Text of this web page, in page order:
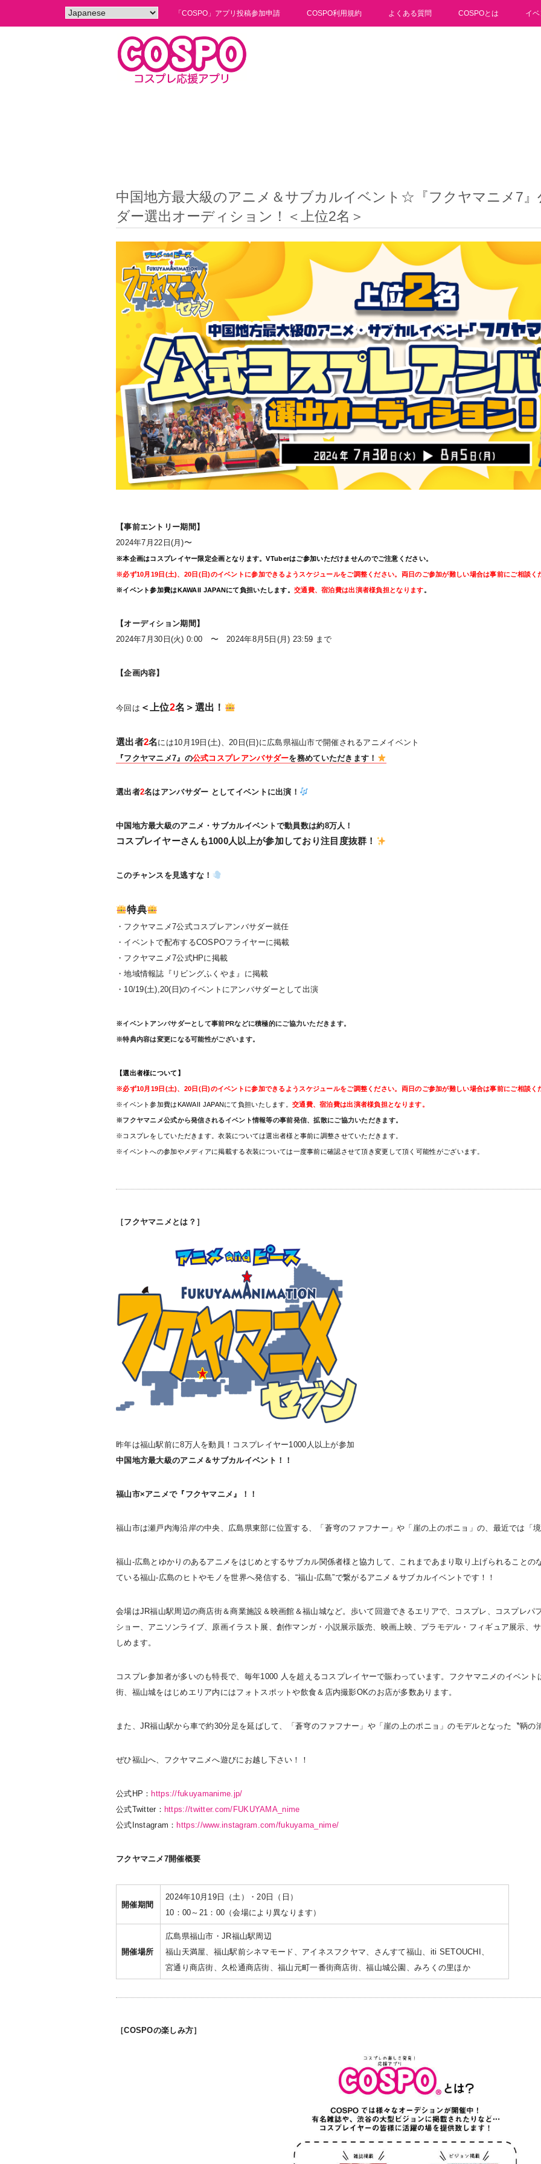
「COSPO」アプリ投稿参加申請 COSPO利用規約 よくある質問 COSPOとは イ
中国地方最大級のアニメ＆サブカルイベント☆『フクヤマニメ7
ダー選出オーディション！＜上位2名＞
【事前エントリー期間】
2024年7月22日(月)〜
※本企画はコスプレイヤー限定企画となります。VTuberはご参加いただけませんのでご注意ください。
※必ず10月19日(土)、20日(日)のイベントに参加できるようスケジュールをご調整ください。両日のご参加が難しい場合は事前にご相談く
※イベント参加費はKAWAII JAPANにて負担いたします。 交通費、宿泊費は出演者様負担となります。
【オーディション期間】
2024年7月30日(火) 0:00 〜 2024年8月5日(月) 23:59 まで
【企画内容】
今回は ＜上位2名＞ 選出！
選出者2名には10月19日(土)、20日(日)に広島県福山市で開催されるアニメイベント
『フクヤマニメ7』の公式コスプレアンバサダーを務めていただきます！
選出者2名はアンバサダー としてイベントに出演！
中国地方最大級のアニメ・サブカルイベントで動員数は約8万人！
コスプレイヤーさんも1000人以上が参加しており注目度抜群！
このチャンスを見逃すな！
特典
・フクヤマニメ7公式コスプレアンバサダー就任
・イベントで配布するCOSPOフライヤーに掲載
・フクヤマニメ7公式HPに掲載
・地域情報誌『リビングふくやま』に掲載
・10/19(土),20(日)のイベントにアンバサダーとして出演
※イベントアンバサダーとして事前PRなどに積極的にご協力いただきます。
※特典内容は変更になる可能性がございます。
【選出者様について】
※必ず10月19日(土)、20日(日)のイベントに参加できるようスケジュールをご調整ください。両日のご参加が難しい場合は事前にご相談く
※イベント参加費はKAWAII JAPANにて負担いたします。 交通費、宿泊費は出演者様負担となります。
※フクヤマニメ公式から発信されるイベント情報等の事前発信、拡散にご協力いただきます。
※コスプレをしていただきます。衣装については選出者様と事前に調整させていただきます。
※イベントへの参加やメディアに掲載する衣装については一度事前に確認させて頂き変更して頂く可能性がございます。
［フクヤマニメとは？］
昨年は福山駅前に8万人を動員！コスプレイヤー1000人以上が参加
中国地方最大級のアニメ＆サブカルイベント！！
福山市×アニメで『フクヤマニメ』！！
福山市は瀬戸内海沿岸の中央、広島県東部に位置する、「蒼穹のファフナー」や「崖の上のポニョ」の、最近では「
福山-広島とゆかりのあるアニメをはじめとするサブカル関係者様と協力して、これまであまり取り上げられることの
ている福山-広島のヒトやモノを世界へ発信する、“福山-広島”で繋がるアニメ＆サブカルイベントです！！
会場はJR福山駅周辺の商店街＆商業施設＆映画館＆福山城など。歩いて回遊できるエリアで、コスプレ、コスプレパ
ショー、アニソンライブ、原画イラスト展、創作マンガ・小説展示販売、映画上映、プラモデル・フィギュア展示、
しめます。
コスプレ参加者が多いのも特長で、毎年1000 人を超えるコスプレイヤーで賑わっています。フクヤマニメのイベン
街、福山城をはじめエリア内にはフォトスポットや飲食＆店内撮影OKのお店が多数あります。
また、JR福山駅から車で約30分足を延ばして、「蒼穹のファフナー」や「崖の上のポニョ」のモデルとなった〝鞆の
ぜひ福山へ、フクヤマニメへ遊びにお越し下さい！！
公式HP： https://fukuyamanime.jp/
公式Twitter： https://twitter.com/FUKUYAMA_nime
公式Instagram： https://www.instagram.com/fukuyama_nime/
フクヤマニメ7開催概要
開催期間
2024年10月19日（土）・20日（日）
10：00～21：00（会場により異なります）
開催場所
広島県福山市・JR福山駅周辺
福山天満屋、福山駅前シネマモード、アイネスフクヤマ、さんすて福山、iti SETOUCHI、
宮通り商店街、久松通商店街、福山元町一番街商店街、福山城公園、みろくの里ほか
［COSPOの楽しみ方］